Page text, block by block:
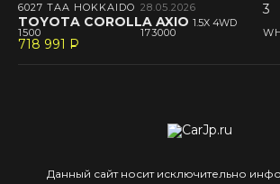
6027 TAA HOKKAIDO 28.05.2026 3
TOYOTA COROLLA AXIO 1.5X 4WD
1500 173000
718 991 P
--
Данный сайт носит исключительно